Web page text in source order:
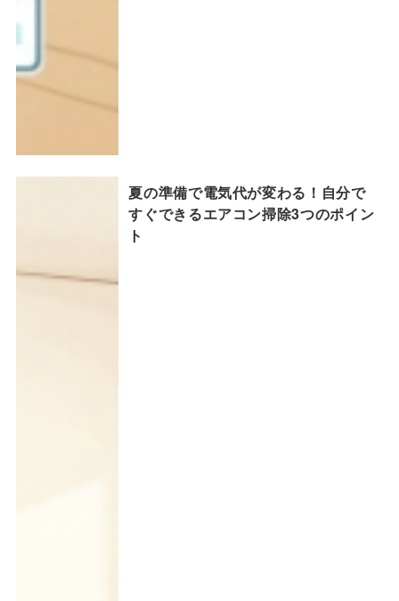
夏の準備で電気代が変わる！自分で
すぐできるエアコン掃除3つのポイン
ト